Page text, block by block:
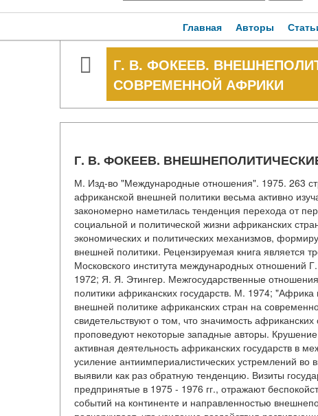
Главная Авторы
Г. В. ФОКЕЕВ.
СОВРЕМЕННОЙ АФРИКИ
Г. В. ФОКЕЕВ.
М. Изд-во "Международные отношения". 1975. 263
африканской внешней политики весьма активно
закономерно наметилась тенденция перехода от
социальной и политической жизни африканских
экономических и политических механизмов,
внешней политики. Рецензируемая книга является
Московского института международных
1972; Я. Я. Этингер. Межгосударственные
политики африканских государств. М. 1974;
внешней политике африканских стран на
свидетельствуют о том, что значимость
проповедуют некоторые западные авторы.
активная деятельность африканских государств в
усиление антиимпериалистических устремлений во
выявили как раз обратную тенденцию. Визиты
предпринятые в 1975 - 1976 гг., отражают
событий на континенте и направленностью